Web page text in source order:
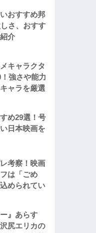
おすすめ邦
さ、おすす
介
キャラクタ
強さや能力
ャラを厳選
め29選！号
日本映画を
考察！映画
は「ごめ
められてい
』あらす
尻エリカの